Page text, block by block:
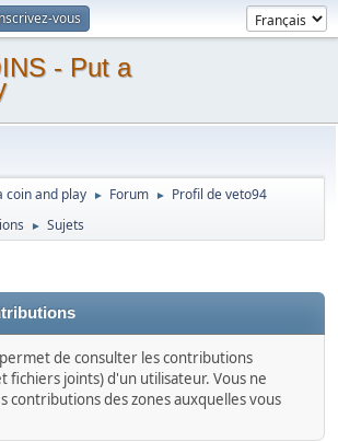
vous
- Put a
coin and play ► Forum ► Profil de veto94
► Sujets
de consulter les contributions
fichiers joints) d'un utilisateur. Vous ne
contributions des zones auxquelles vous